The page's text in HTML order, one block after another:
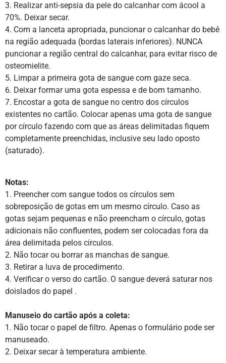
3. Realizar anti-sepsia da pele do calcanhar com ácool a
70%. Deixar secar.
4. Com a lanceta apropriada, puncionar o calcanhar do bebê
na região adequada (bordas laterais inferiores). NUNCA
puncionar a região central do calcanhar, para evitar risco de
osteomielite.
5. Limpar a primeira gota de sangue com gaze seca.
6. Deixar formar uma gota espessa e de bom tamanho.
7. Encostar a gota de sangue no centro dos círculos
existentes no cartão. Colocar apenas uma gota de sangue
por círculo fazendo com que as áreas delimitadas fiquem
completamente preenchidas, inclusive seu lado oposto
(saturado).
Notas:
1. Preencher com sangue todos os círculos sem
sobreposição de gotas em um mesmo círculo. Caso as
gotas sejam pequenas e não preencham o círculo, gotas
adicionais não confluentes, podem ser colocadas fora da
área delimitada pelos círculos.
2. Não tocar ou borrar as manchas de sangue.
3. Retirar a luva de procedimento.
4. Verificar o verso do cartão. O sangue deverá saturar nos
doislados do papel .
Manuseio do cartão após a coleta:
1. Não tocar o papel de filtro. Apenas o formulário pode ser
manuseado.
2. Deixar secar à temperatura ambiente.